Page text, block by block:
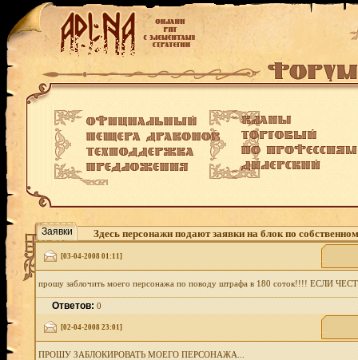
Заявки Здесь персонажи подают заявки на блок по
[03-04-2008 01:11]
прошу заблочить моего персонажа по поводу штрафа в 180 соток!!!!
Ответов:0
[02-04-2008 23:01]
ПРОШУ ЗАБЛОКИРОВАТЬ МОЕГО ПЕРСОНАЖА...